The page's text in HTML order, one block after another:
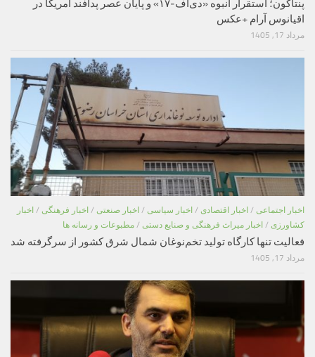
پنتاگون؛ استقرار انبوه «دی‌اف‑۱۷» و پایان عصر پدافند آمریکا در
اقیانوس آرام +عکس
مرداد 17, 1405
اخبار اجتماعی / اخبار اقتصادی / اخبار سیاسی / اخبار صنعتی / اخبار فرهنگی / اخبار
کشاورزی / اخبار میراث فرهنگی و صنایع دستی / مطبوعات و رسانه ها
فعالیت تنها کارگاه تولید تخم‌نوغان شمال شرق کشور از سرگرفته شد
مرداد 17, 1405